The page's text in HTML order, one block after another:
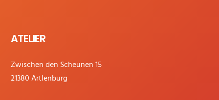
ATELIER
Zwischen den Scheunen 15
21380 Artlenburg